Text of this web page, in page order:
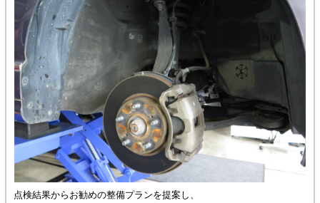
点検結果からお勧めの整備プランを提案し、